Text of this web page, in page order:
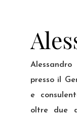
presso il
e
oltre due